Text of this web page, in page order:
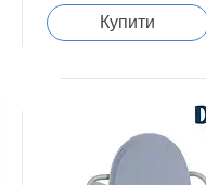
Купити